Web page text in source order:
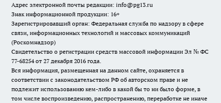
Адрес электронной почты редакции: info@pg13.ru
Знак информационной продукции: 16+
Зарегистрировавший орган: Федеральная служба по надзору в сфере
связи, информационных технологий и массовых коммуникаций
(Роскомнадзор)
Свидетельство о регистрации средств массовой информации Эл № ФС
77-68254 от 27 декабря 2016 года.
Вся информация, размещенная на данном сайте, охраняется в
соответствии с законодательством РФ об авторском праве и не
подлежит использованию кем-либо в какой бы то ни было форме, в
том числе воспроизведению, распространению, переработке не иначе